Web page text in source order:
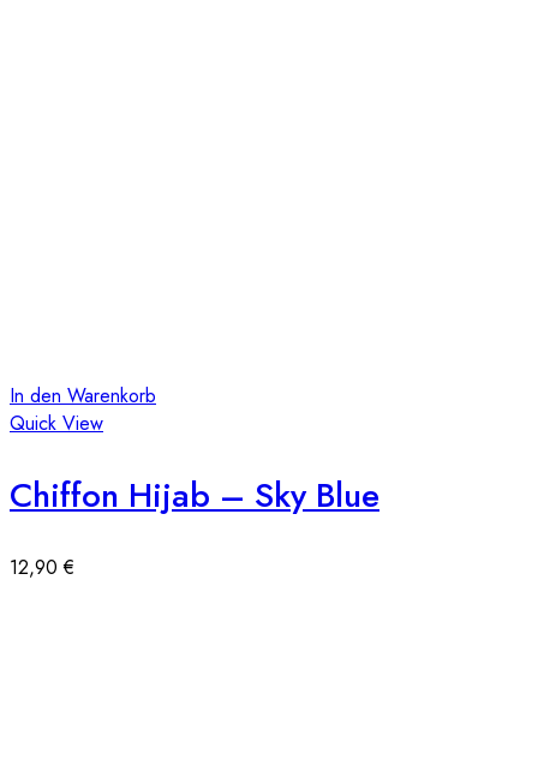
In den Warenkorb
Quick View
Chiffon Hijab – Sky Blue
12,90€